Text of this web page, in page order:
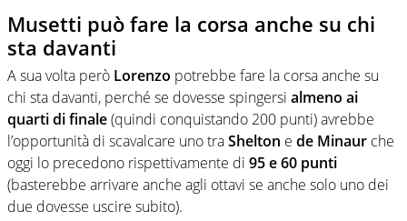
Musetti può fare la corsa anche su chi
sta davanti
A sua volta però Lorenzo potrebbe fare la corsa anche su
chi sta davanti, perché se dovesse spingersi almeno ai
quarti di finale(quindi conquistando 200 punti) avrebbe
l’opportunità di scavalcare uno traShelton e de Minaur che
oggi lo precedono rispettivamente di 95 e 60 punti
(basterebbe arrivare anche agli ottavi se anche solo uno dei
due dovesse uscire subito).